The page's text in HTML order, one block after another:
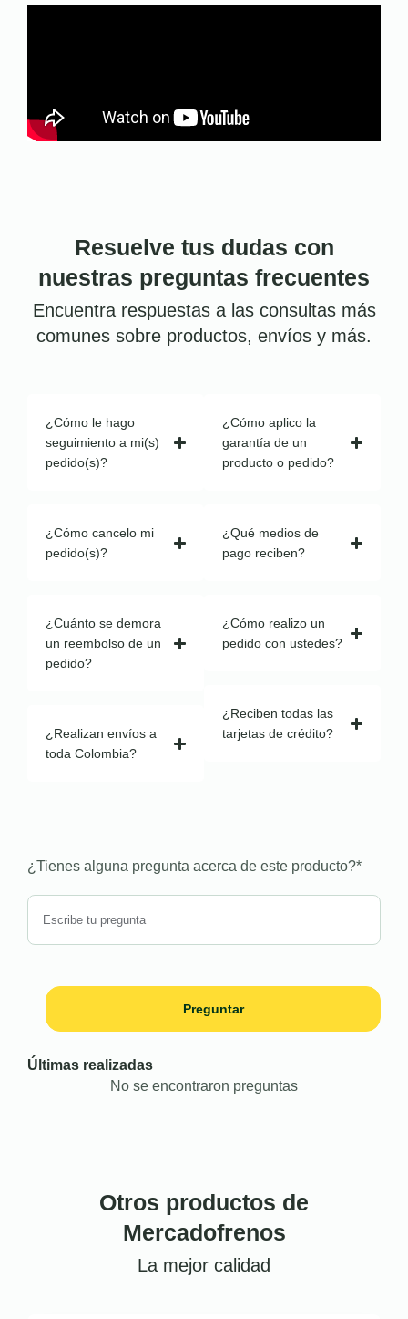
Resuelve tus dudas con
nuestras preguntas frecuentes
Encuentra respuestas a las consultas más
comunes sobre productos, envíos y más.
¿Cómo le hago
seguimiento a mi(s)
pedido(s)?
¿Cómo cancelo mi
pedido(s)?
¿Cuánto se demora
un reembolso de un
pedido?
¿Realizan envíos a
toda Colombia?
¿Cómo aplico la
garantía de un
producto o pedido?
¿Qué medios de
pago reciben?
¿Cómo realizo un
pedido con ustedes?
¿Reciben todas las
tarjetas de crédito?
¿Tienes alguna pregunta acerca de este producto?*
Preguntar
Últimas realizadas
No se encontraron preguntas
Otros productos de
Mercadofrenos
La mejor calidad